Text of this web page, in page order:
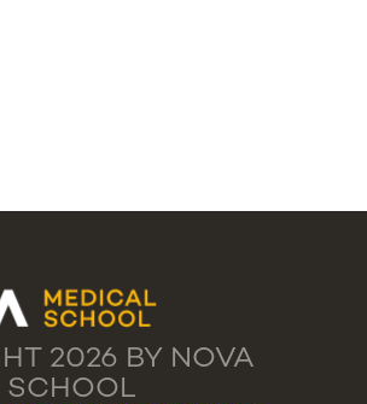
2026 BY NOVA
SCHOOL